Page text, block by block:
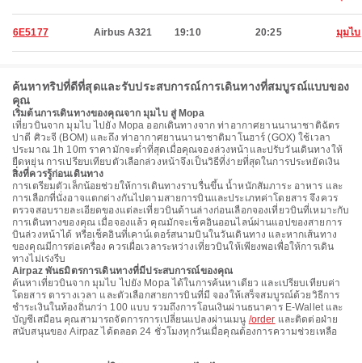
6E5177 Airbus A321 19:10 20:25 มุมไบ
ค้นหาทริปที่ดีที่สุดและรับประสบการณ์การเดินทางที่สมบูรณ์แบบของ
คุณ
เริ่มต้นการเดินทางของคุณจาก มุมไบ สู่ Mopa
เที่ยวบินจาก มุมไบ ไปยัง Mopa ออกเดินทางจาก ท่าอากาศยานนานาชาติฉัตร
ปาตี ศิวะจี (BOM) และถึง ท่าอากาศยานนานาชาติมาโนฮาร์ (GOX) ใช้เวลา
ประมาณ 1h 10m ราคามักจะต่ำที่สุดเมื่อคุณจองล่วงหน้าและปรับวันเดินทางให้
ยืดหยุ่น การเปรียบเทียบตัวเลือกล่วงหน้าจึงเป็นวิธีที่ง่ายที่สุดในการประหยัดเงิน
สิ่งที่ควรรู้ก่อนเดินทาง
การเตรียมตัวเล็กน้อยช่วยให้การเดินทางราบรื่นขึ้น น้ำหนักสัมภาระ อาหาร และ
การเลือกที่นั่งอาจแตกต่างกันไปตามสายการบินและประเภทค่าโดยสาร จึงควร
ตรวจสอบรายละเอียดของแต่ละเที่ยวบินด้านล่างก่อนเลือกจองเที่ยวบินที่เหมาะกับ
การเดินทางของคุณ เมื่อจองแล้ว คุณมักจะเช็คอินออนไลน์ผ่านแอปของสายการ
บินล่วงหน้าได้ หรือเช็คอินที่เคาน์เตอร์สนามบินในวันเดินทาง และหากเส้นทาง
ของคุณมีการต่อเครื่อง ควรเผื่อเวลาระหว่างเที่ยวบินให้เพียงพอเพื่อให้การเดิน
ทางไม่เร่งรีบ
Airpaz พันธมิตรการเดินทางที่มีประสบการณ์ของคุณ
ค้นหาเที่ยวบินจาก มุมไบ ไปยัง Mopa ได้ในการค้นหาเดียว และเปรียบเทียบค่า
โดยสาร ตารางเวลา และตัวเลือกสายการบินที่มี จองให้เสร็จสมบูรณ์ด้วยวิธีการ
ชำระเงินในท้องถิ่นกว่า 100 แบบ รวมถึงการโอนเงินผ่านธนาคาร E-Wallet และ
บัญชีเสมือน คุณสามารถจัดการการเปลี่ยนแปลงผ่านเมนู /order และติดต่อฝ่าย
สนับสนุนของ Airpaz ได้ตลอด 24 ชั่วโมงทุกวันเมื่อคุณต้องการความช่วยเหลือ